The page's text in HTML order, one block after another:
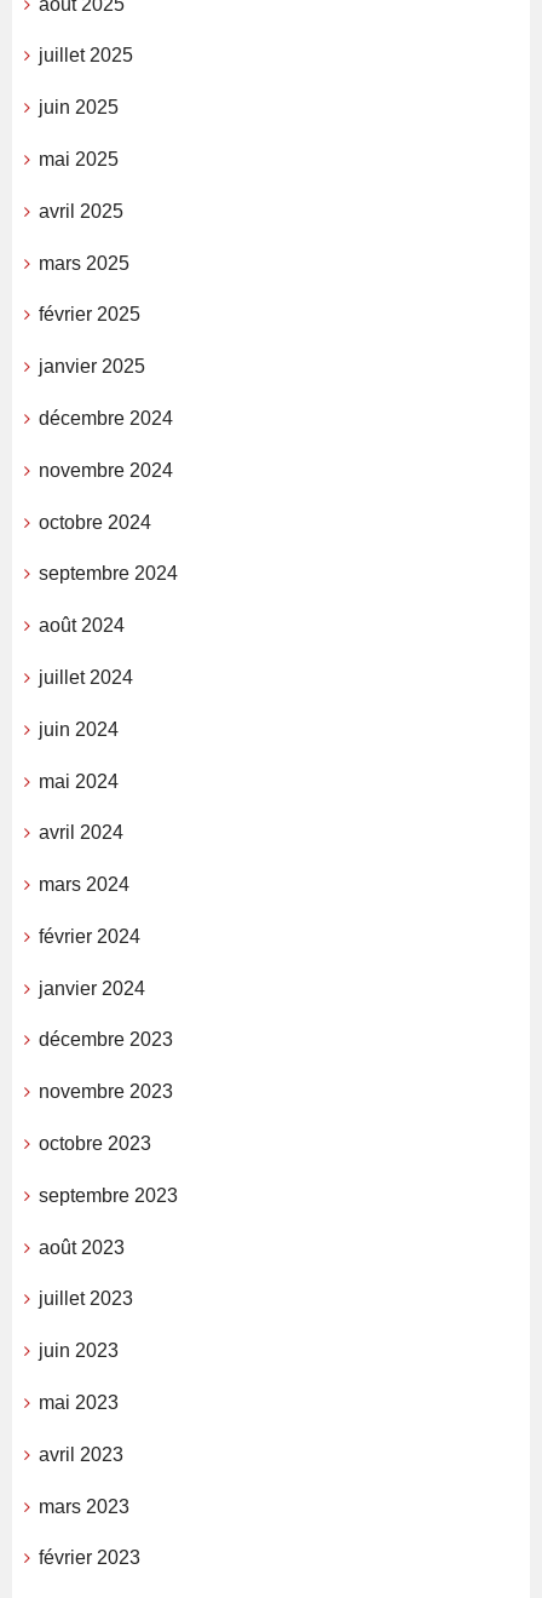
juillet 2025
juin 2025
mai 2025
avril 2025
mars 2025
février 2025
janvier 2025
décembre 2024
novembre 2024
octobre 2024
septembre 2024
août 2024
juillet 2024
juin 2024
mai 2024
avril 2024
mars 2024
février 2024
janvier 2024
décembre 2023
novembre 2023
octobre 2023
septembre 2023
août 2023
juillet 2023
juin 2023
mai 2023
avril 2023
mars 2023
février 2023